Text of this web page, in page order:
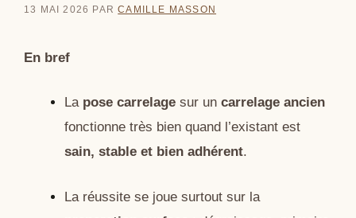
13 MAI 2026 PARCAMILLE MASSON
En bref
La pose carrelage sur un carrelage ancien
fonctionne très bien quand l’existant est
sain, stable et bien adhérent.
La réussite se joue surtout sur la